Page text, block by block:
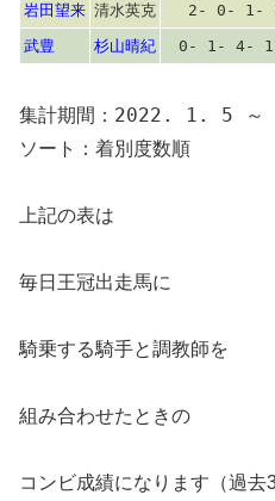
岩田望来 清水英克 2- 0- 1-
武豊
杉山晴紀 0- 1- 4-
集計期間：2022. 1. 5
ソート：着別度数順
上記の表は
毎日王冠出走馬に
騎乗する騎手と調教師を
組み合わせたときの
コンビ成績になります（過去3